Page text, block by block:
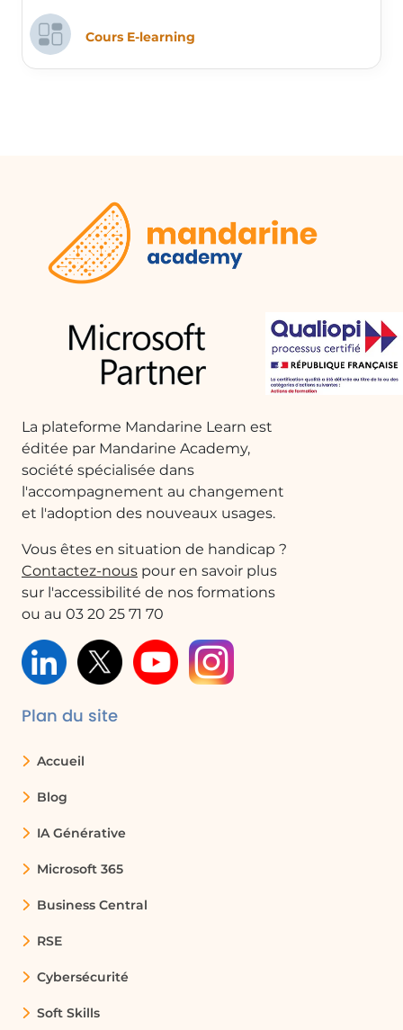
Cours E-learning
La plateforme Mandarine Learn est
éditée par Mandarine Academy,
société spécialisée dans
l'accompagnement au changement
et l'adoption des nouveaux usages.
Vous êtes en situation de handicap ?
Contactez-nous pour en savoir plus
sur l'accessibilité de nos formations
ou au 03 20 25 71 70
Plan du site
Accueil
Blog
IA Générative
Microsoft 365
Business Central
RSE
Cybersécurité
Soft Skills